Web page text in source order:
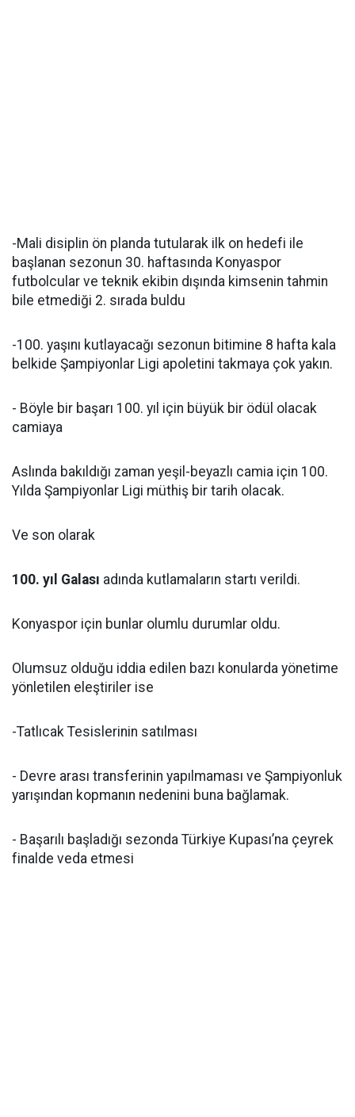
-Mali disiplin ön planda tutularak ilk on hedefi ile
başlanan sezonun 30. haftasında Konyaspor
futbolcular ve teknik ekibin dışında kimsenin tahmin
bile etmediği 2. sırada buldu
-100. yaşını kutlayacağı sezonun bitimine 8 hafta kala
belkide Şampiyonlar Ligi apoletini takmaya çok yakın.
- Böyle bir başarı 100. yıl için büyük bir ödül olacak
camiaya
Aslında bakıldığı zaman yeşil-beyazlı camia için 100.
Yılda Şampiyonlar Ligi müthiş bir tarih olacak.
Ve son olarak
100. yıl Galası adında kutlamaların startı verildi.
Konyaspor için bunlar olumlu durumlar oldu.
Olumsuz olduğu iddia edilen bazı konularda yönetime
yönletilen eleştiriler ise
-Tatlıcak Tesislerinin satılması
- Devre arası transferinin yapılmaması ve Şampiyonluk
yarışından kopmanın nedenini buna bağlamak.
- Başarılı başladığı sezonda Türkiye Kupası’na çeyrek
finalde veda etmesi